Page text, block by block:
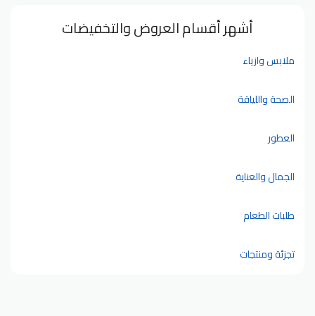
أشهر أقسام العروض والتخفيضات
ملابس وازياء
الصحة واللياقة
العطور
الجمال والعناية
طلبات الطعام
تجزئة ومنتجات